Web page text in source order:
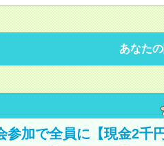
あなた
参加で全員に【現金2千